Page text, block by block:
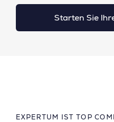
Starten Sie
EXPERTUM IST TOP